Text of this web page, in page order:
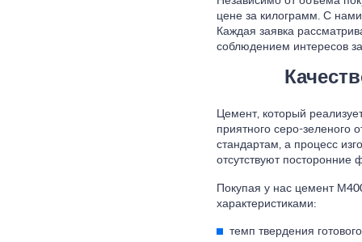
цене за килограмм. С
Каждая заявка
соблюдением интересов
Цемент, который
приятного серо-зеленого
стандартам, а процесс
отсутствуют
Покупая у нас цемент
характеристиками:
темп твердения